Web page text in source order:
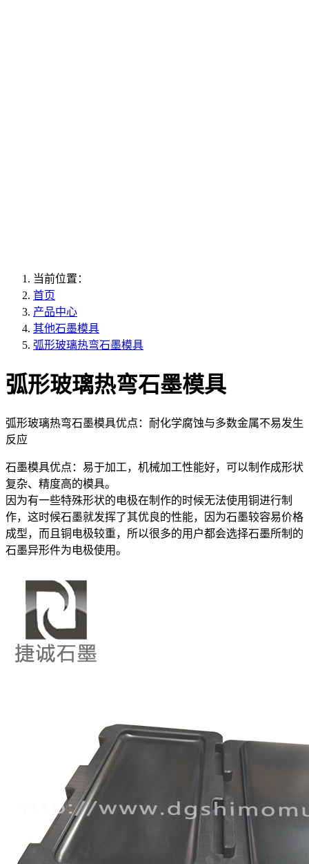
当前位置：
首页
产品中心
其他石墨模具
弧形玻璃热弯石墨模具
弧形玻璃热弯石墨模具
弧形玻璃热弯石墨模具优点：耐化学腐蚀与多数金属不易发生
反应
石墨模具优点：易于加工，机械加工性能好，可以制作成形状
复杂、精度高的模具。
因为有一些特殊形状的电极在制作的时候无法使用铜进行制
作，这时候石墨就发挥了其优良的性能，因为石墨较容易价格
成型，而且铜电极较重，所以很多的用户都会选择石墨所制的
石墨异形件为电极使用。